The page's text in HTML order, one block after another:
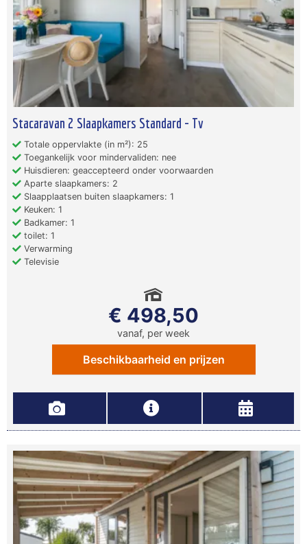
Stacaravan 2 Slaapkamers Standard - Tv
Totale oppervlakte (in m²): 25
Toegankelijk voor mindervaliden: nee
Huisdieren: geaccepteerd onder voorwaarden
Aparte slaapkamers: 2
Slaapplaatsen buiten slaapkamers: 1
Keuken: 1
Badkamer: 1
toilet: 1
Verwarming
Televisie
€ 498,50
vanaf, per week
Beschikbaarheid en prijzen